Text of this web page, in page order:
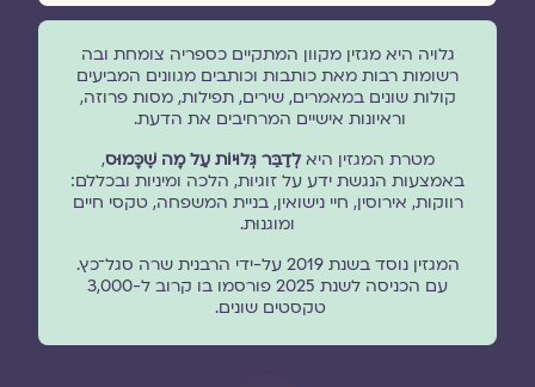
גלויה היא מגזין מקוון המתקיים כספריה צומחת ובה
רשומות רבות מאת כותבות וכותבים מגוונים המביעים
קולות שונים במאמרים, שירים, תפילות, מסות פרוזה,
וראיונות אישיים המרחיבים את הדעת.
מטרת המגזין היאלְדַבֵּר גְּלוּיוֹת עַל מָה שֶׁכָּמוּס,
באמצעות הנגשת ידע על זוגיות, הלכה ומיניות ובכללם:
רווקות, אירוסין, חיי נישואין, בניית המשפחה, טקסי חיים
ומוגנוּת.
המגזין נוסד בשנת 2019 על-ידי הרבנית שרה סגל־כץ.
עם הכניסה לשנת 2025 פורסמו בו קרוב ל-3,000
טקסטים שונים.